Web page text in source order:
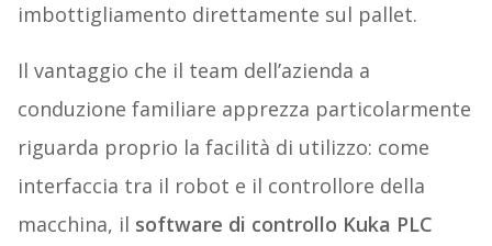
imbottigliamento direttamente sul pallet.
Il vantaggio che il team dell’azienda a
conduzione familiare apprezza particolarmente
riguarda proprio la facilità di utilizzo: come
interfaccia tra il robot e il controllore della
macchina, il software di controllo Kuka PLC